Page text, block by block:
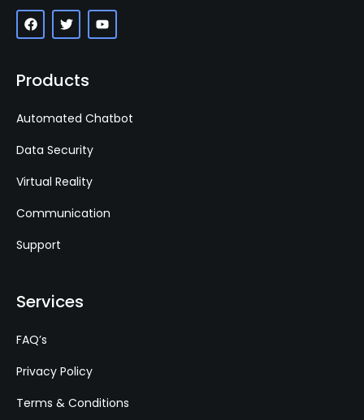
Products
Automated Chatbot
Data Security
Virtual Reality
Communication
Support
Services
FAQ’s
Privacy Policy
Terms & Conditions